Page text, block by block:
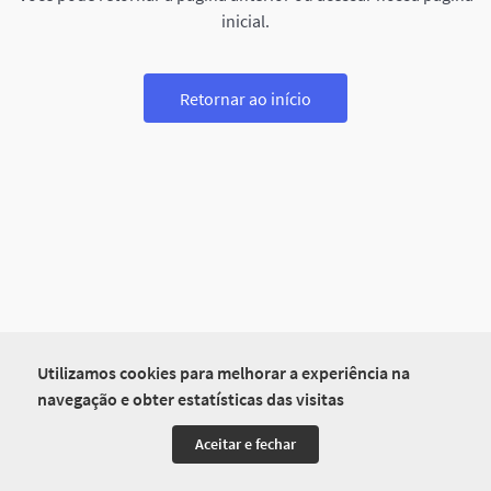
Utilizamos cookies para melhorar a experiência na
navegação e obter estatísticas das visitas
Aceitar e fechar
inicial.
Retornar ao início